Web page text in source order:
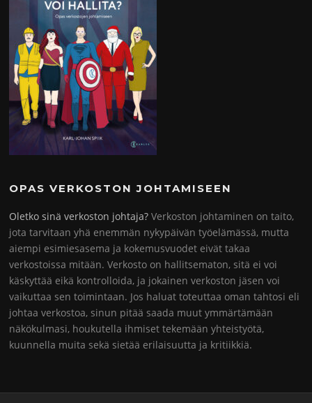
OPAS VERKOSTON JOHTAMISEEN
Oletko sinä verkoston johtaja? Verkoston johtaminen on taito,
jota tarvitaan yhä enemmän nykypäivän työelämässä, mutta
aiempi esimiesasema ja kokemusvuodet eivät takaa
verkostoissa mitään. Verkosto on hallitsematon, sitä ei voi
käskyttää eikä kontrolloida, ja jokainen verkoston jäsen voi
vaikuttaa sen toimintaan. Jos haluat toteuttaa oman tahtosi eli
johtaa verkostoa, sinun pitää saada muut ymmärtämään
näkökulmasi, houkutella ihmiset tekemään yhteistyötä,
kuunnella muita sekä sietää erilaisuutta ja kritiikkiä.